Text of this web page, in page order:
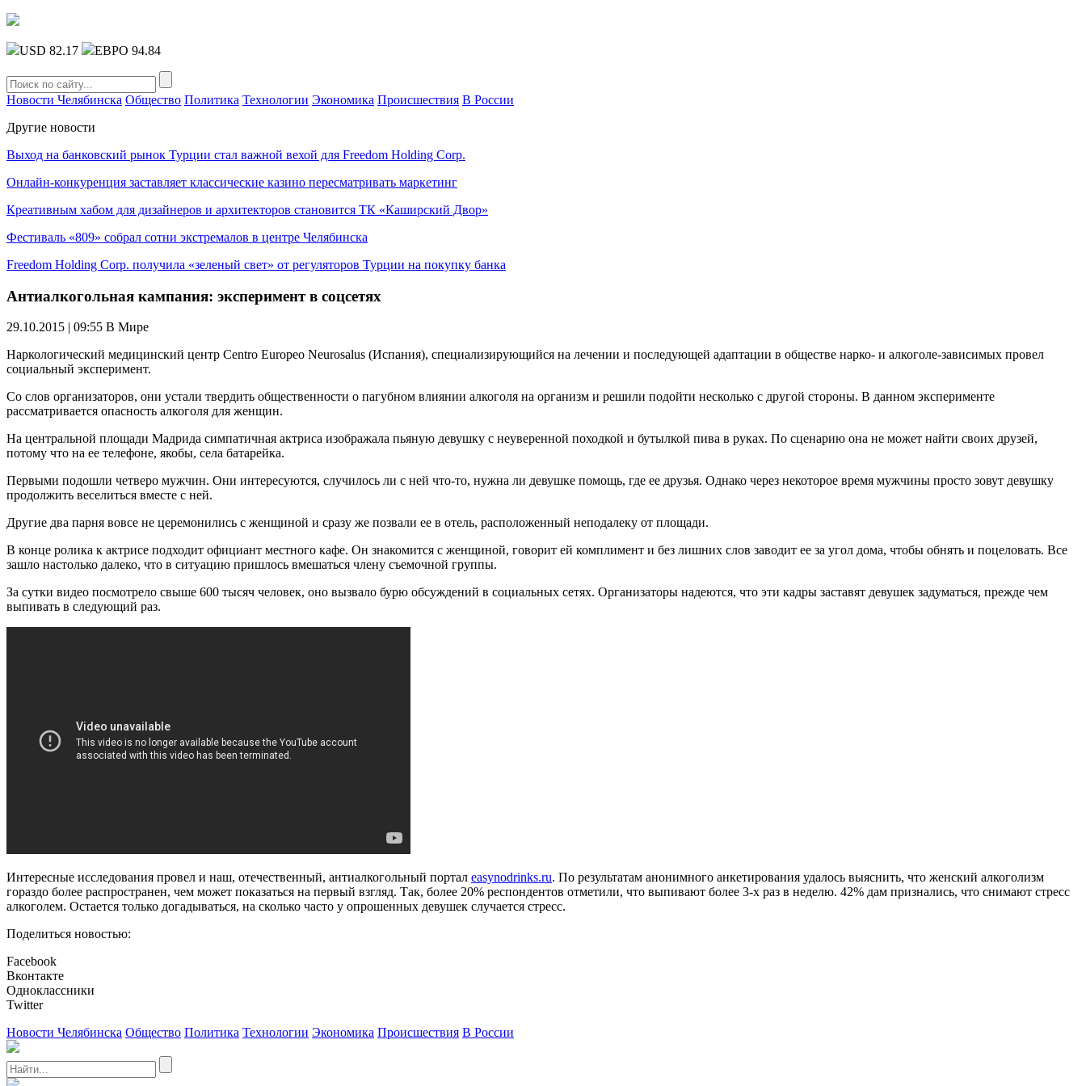
USD 82.17 ЕВРО 94.84
Новости Челябинска Общество Политика Технологии Экономика Происшествия В России
Другие новости
Выход на банковский рынок Турции стал важной вехой для Freedom Holding Corp.
Онлайн-конкуренция заставляет классические казино пересматривать маркетинг
Креативным хабом для дизайнеров и архитекторов становится ТК «Каширский Двор»
Фестиваль «809» собрал сотни экстремалов в центре Челябинска
Freedom Holding Corp. получила «зеленый свет» от регуляторов Турции на покупку банка
Антиалкогольная кампания: эксперимент в соцсетях
29.10.2015 | 09:55 В Мире
Наркологический медицинский центр Centro Europeo Neurosalus (Испания), специализирующийся на лечении и последующей адаптации в обществе нарко- и алкоголе-зависимых провел
социальный эксперимент.
Со слов организаторов, они устали твердить общественности о пагубном влиянии алкоголя на организм и решили подойти несколько с другой стороны. В данном эксперименте
рассматривается опасность алкоголя для женщин.
На центральной площади Мадрида симпатичная актриса изображала пьяную девушку с неуверенной походкой и бутылкой пива в руках. По сценарию она не может найти своих друзей,
потому что на ее телефоне, якобы, села батарейка.
Первыми подошли четверо мужчин. Они интересуются, случилось ли с ней что-то, нужна ли девушке помощь, где ее друзья. Однако через некоторое время мужчины просто зовут девушку
продолжить веселиться вместе с ней.
Другие два парня вовсе не церемонились с женщиной и сразу же позвали ее в отель, расположенный неподалеку от площади.
В конце ролика к актрисе подходит официант местного кафе. Он знакомится с женщиной, говорит ей комплимент и без лишних слов заводит ее за угол дома, чтобы обнять и поцеловать. Все
зашло настолько далеко, что в ситуацию пришлось вмешаться члену съемочной группы.
За сутки видео посмотрело свыше 600 тысяч человек, оно вызвало бурю обсуждений в социальных сетях. Организаторы надеются, что эти кадры заставят девушек задуматься, прежде чем
выпивать в следующий раз.
Интересные исследования провел и наш, отечественный, антиалкогольный портал easynodrinks.ru. По результатам анонимного анкетирования удалось выяснить, что женский алкоголизм
гораздо более распространен, чем может показаться на первый взгляд. Так, более 20% респондентов отметили, что выпивают более 3-х раз в неделю. 42% дам признались, что снимают стресс
алкоголем. Остается только догадываться, на сколько часто у опрошенных девушек случается стресс.
Поделиться новостью:
Facebook
Вконтакте
Одноклассники
Twitter
Новости Челябинска Общество Политика Технологии Экономика Происшествия В России